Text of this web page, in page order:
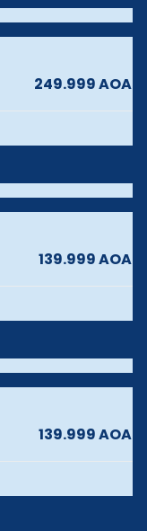
249.999 AOA
139.999 AOA
139.999 AOA